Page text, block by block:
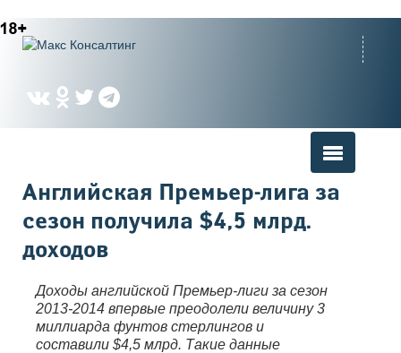
Вы здесь
Английская Премьер-лига за
сезон получила $4,5 млрд.
доходов
Доходы английской Премьер-лиги за сезон
2013-2014 впервые преодолели величину 3
миллиарда фунтов стерлингов и
составили $4,5 млрд. Такие данные